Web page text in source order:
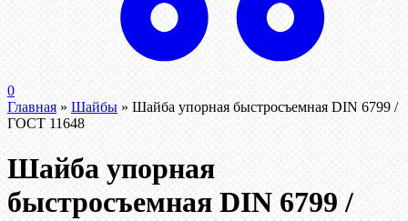
0
Главная » Шайбы » Шайба упорная быстросъемная DIN 6799 /
ГОСТ 11648
Шайба упорная
быстросъемная DIN 6799 /